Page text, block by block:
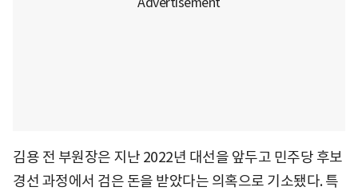
김용 전 부원장은 지난 2022년 대선을 앞두고 민주당 후보
경선 과정에서 검은 돈을 받았다는 의혹으로 기소됐다. 특